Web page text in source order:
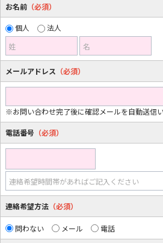
お名前 （必須）
個人
法人
姓
名
メールアドレス （必須）
※お問い合わせ完了後に確認メールを自動送信い
電話番号 （必須）
連絡希望時間帯があればご記入ください
連絡希望方法 （必須）
問わない メール 電話